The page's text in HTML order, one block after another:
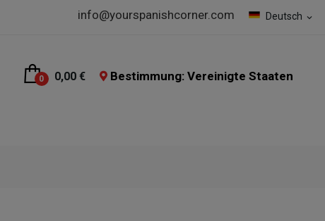
Deutsch expand_more
info@yourspanishcorner.com
0 0,00 € Bestimmung: Vereinigte Staaten